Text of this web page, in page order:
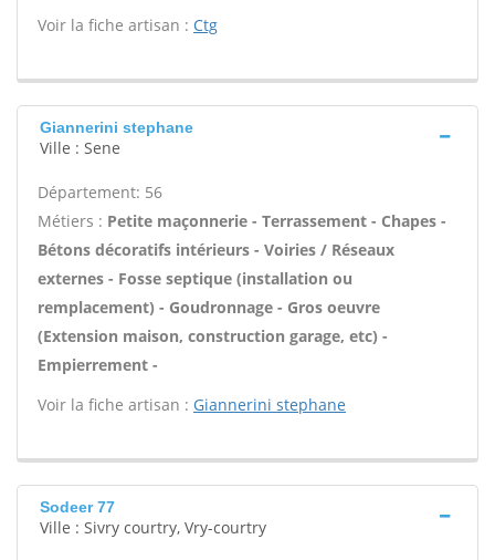
Voir la fiche artisan : Ctg
Giannerini stephane
Ville : Sene
Département: 56
Métiers : Petite maçonnerie - Terrassement - Chapes -
Bétons décoratifs intérieurs - Voiries / Réseaux
externes - Fosse septique (installation ou
remplacement) - Goudronnage - Gros oeuvre
(Extension maison, construction garage, etc) -
Empierrement -
Voir la fiche artisan : Giannerini stephane
Sodeer 77
Ville : Sivry courtry, Vry-courtry